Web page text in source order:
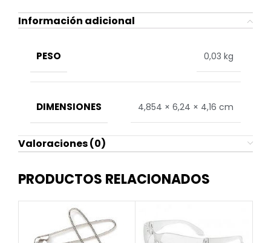
Información adicional
PESO 0,03 kg
DIMENSIONES 4,854 × 6,24 × 4,16 cm
Valoraciones (0)
PRODUCTOS RELACIONADOS